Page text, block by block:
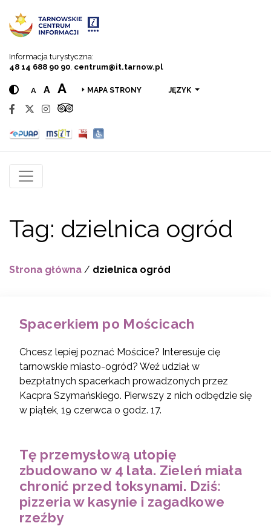
Informacja turystyczna:
48 14 688 90 90 centrum@it.tarnow.pl
A A A MAPA STRONY JĘZYK
Tag: dzielnica ogród
Strona główna / dzielnica ogród
Spacerkiem po Mościcach
Chcesz lepiej poznać Mościce? Interesuje cię
tarnowskie miasto-ogród? Weź udział w
bezpłatnych spacerkach prowadzonych przez
Kacpra Szymańskiego. Pierwszy z nich odbędzie się
w piątek, 19 czerwca o godz. 17.
Tę przemysłową utopię
zbudowano w 4 lata. Zieleń miała
chronić przed toksynami. Dziś:
pizzeria w kasynie i zagadkowe
rzeźby